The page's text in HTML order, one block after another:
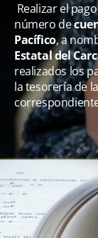
Realizar el
número de
Pacífico, a
Estatal del
realizados los
la tesorería de